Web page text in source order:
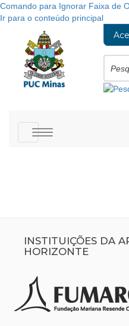
Comando para Ignorar Faixa de
Ir para o conteúdo principal
Toggle
navigation
INSTITUIÇÕES DA
HORIZONTE